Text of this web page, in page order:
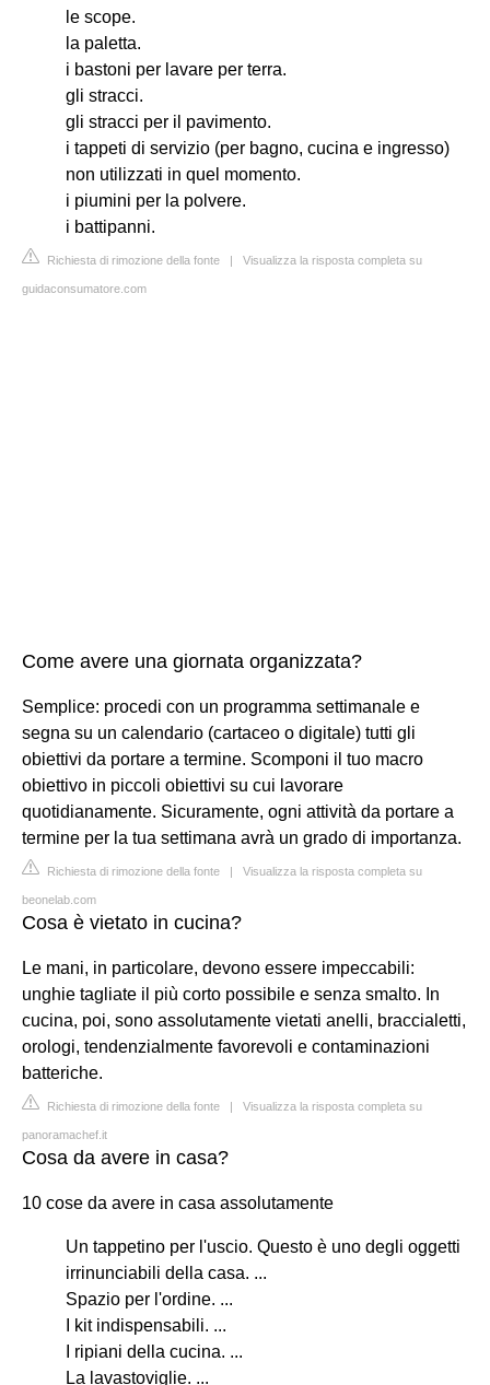
le scope.
la paletta.
i bastoni per lavare per terra.
gli stracci.
gli stracci per il pavimento.
i tappeti di servizio (per bagno, cucina e ingresso)
non utilizzati in quel momento.
i piumini per la polvere.
i battipanni.
Richiesta di rimozione della fonte | Visualizza la risposta completa su
guidaconsumatore.com
Come avere una giornata organizzata?
Semplice: procedi con un programma settimanale e
segna su un calendario (cartaceo o digitale) tutti gli
obiettivi da portare a termine. Scomponi il tuo macro
obiettivo in piccoli obiettivi su cui lavorare
quotidianamente. Sicuramente, ogni attività da portare a
termine per la tua settimana avrà un grado di importanza.
Richiesta di rimozione della fonte | Visualizza la risposta completa su
beonelab.com
Cosa è vietato in cucina?
Le mani, in particolare, devono essere impeccabili:
unghie tagliate il più corto possibile e senza smalto. In
cucina, poi, sono assolutamente vietati anelli, braccialetti,
orologi, tendenzialmente favorevoli e contaminazioni
batteriche.
Richiesta di rimozione della fonte | Visualizza la risposta completa su
panoramachef.it
Cosa da avere in casa?
10 cose da avere in casa assolutamente
Un tappetino per l'uscio. Questo è uno degli oggetti
irrinunciabili della casa. ...
Spazio per l'ordine. ...
I kit indispensabili. ...
I ripiani della cucina. ...
La lavastoviglie. ...